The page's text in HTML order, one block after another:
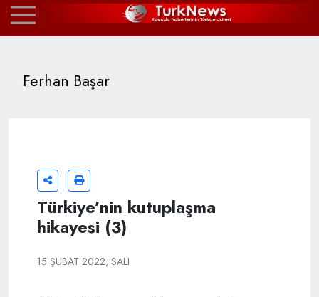
Ferhan Başar
Türkiye’nin kutuplaşma
hikayesi (3)
15 ŞUBAT 2022, SALI